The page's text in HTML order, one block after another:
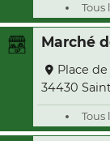
Tous
Marché
Place
34430
Tous